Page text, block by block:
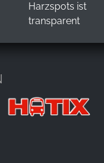
Harzspots ist
transparent